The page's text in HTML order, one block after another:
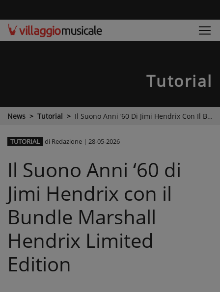
Tutorial
News Tutorial Il Suono Anni ‘60 Di Jimi Hendrix Con Il Bundle Marshall Hendrix Limited Edition
TUTORIAL di Redazione| 28-05-2026
Il Suono Anni ‘60 di
Jimi Hendrix con il
Bundle Marshall
Hendrix Limited
Edition